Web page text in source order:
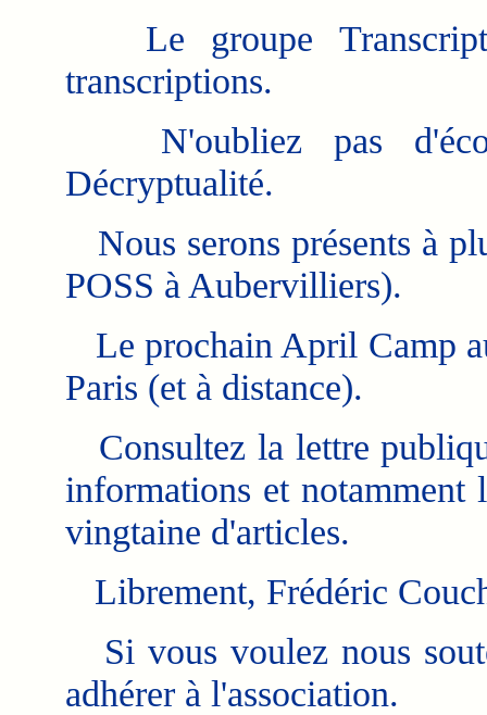
Le groupe
transcriptions.
N'oubliez pas
Décryptualité.
Nous serons présents à
POSS à Aubervilliers).
Le prochain April Camp
Paris (et à distance).
Consultez la lettre
informations et notamment
vingtaine d'articles.
Librement, Frédéric
Si vous voulez nous
adhérer à l'association.